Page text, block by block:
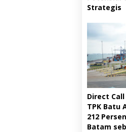
Strategis
Direct
TPK Batu
212
Batam